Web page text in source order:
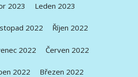
2023 Leden 2023
2022 Říjen 2022
2022 Červen 2022
2022 Březen 2022